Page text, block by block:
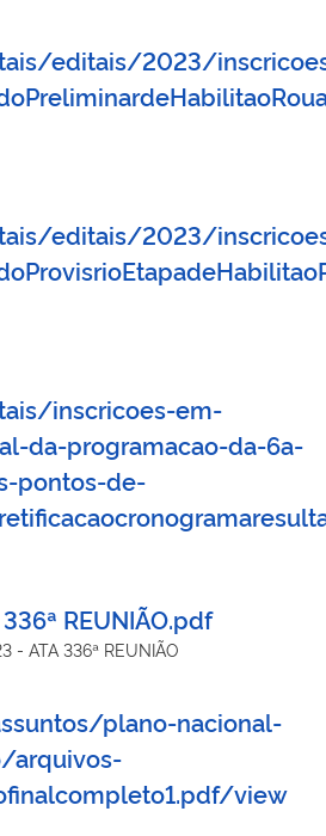
editais/2023/
editais/2023/
inscricoes-em-
da-programacao-da-6a-
pontos-de-
REUNIÃO.pdf
- ATA 336ª REUNIÃO
plano-nacional-
view